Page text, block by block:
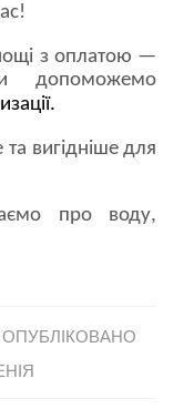
з оплатою —
допоможемо
вигідніше для
про воду,
ОПУБЛІКОВАНО